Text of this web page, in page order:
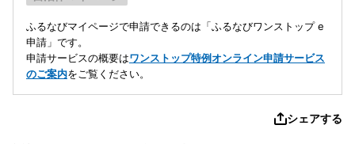
ふるなびマイページで申請できるのは「ふるなびワンストップ e
申請」です。
申請サービスの概要はワンストップ特例オンライン申請サービス
のご案内をご覧ください。
シェアする